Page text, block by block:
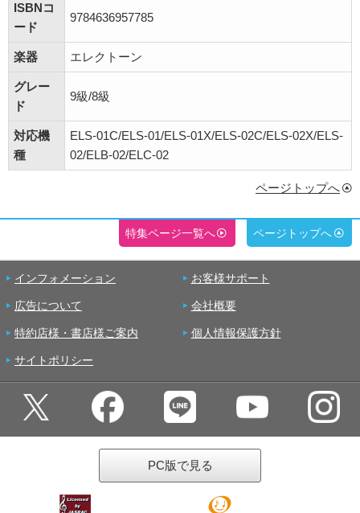
ISBNコ
ード
9784636957785
楽器 エレクトーン
グレー
ド
9級/8級
対応機
種
ELS-01C/ELS-01/ELS-01X/ELS-02C/ELS-02X/ELS-
02/ELB-02/ELC-02
ページトップへ
特集ページ一覧へ ページトップへ
インフォメーション お客様サポート
広告について 会社概要
特約店様・書店様ご案内 個人情報保護方針
サイトポリシー
PC版で見る